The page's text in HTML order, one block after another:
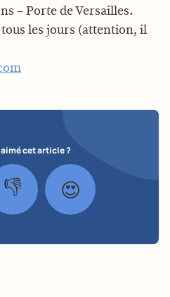
– Porte de Versailles.
tous les jours (attention, il
cet article ?
👎 😍